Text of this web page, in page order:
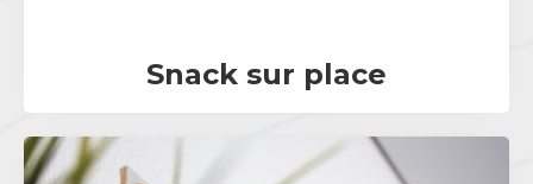
Snack sur place